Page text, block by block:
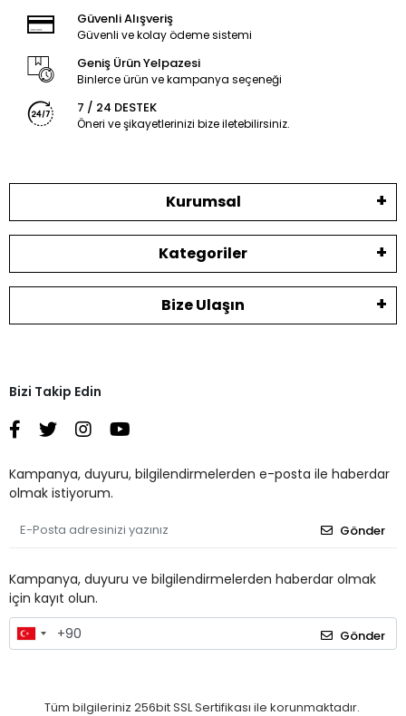
Güvenli Alışveriş
Güvenli ve kolay ödeme sistemi
Geniş Ürün Yelpazesi
Binlerce ürün ve kampanya seçeneği
7 / 24 DESTEK
Öneri ve şikayetlerinizi bize iletebilirsiniz.
Kurumsal
Kategoriler
Bize Ulaşın
Bizi Takip Edin
Kampanya, duyuru, bilgilendirmelerden e-posta ile haberdar
olmak istiyorum.
Gönder
Kampanya, duyuru ve bilgilendirmelerden haberdar olmak
için kayıt olun.
Gönder
Tüm bilgileriniz 256bit SSL Sertifikası ile korunmaktadır.